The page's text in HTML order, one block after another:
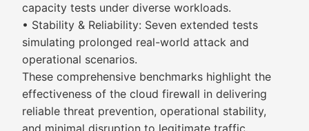
capacity tests under diverse workloads.
• Stability & Reliability: Seven extended tests
simulating prolonged real-world attack and
operational scenarios.
These comprehensive benchmarks highlight the
effectiveness of the cloud firewall in delivering
reliable threat prevention, operational stability,
and minimal disruption to legitimate traffic.